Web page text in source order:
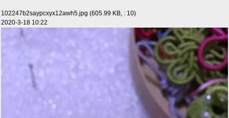
102247b2saypcxyx12awh5.jpg (605.99 KB, : 10)
2020-3-18 10:22